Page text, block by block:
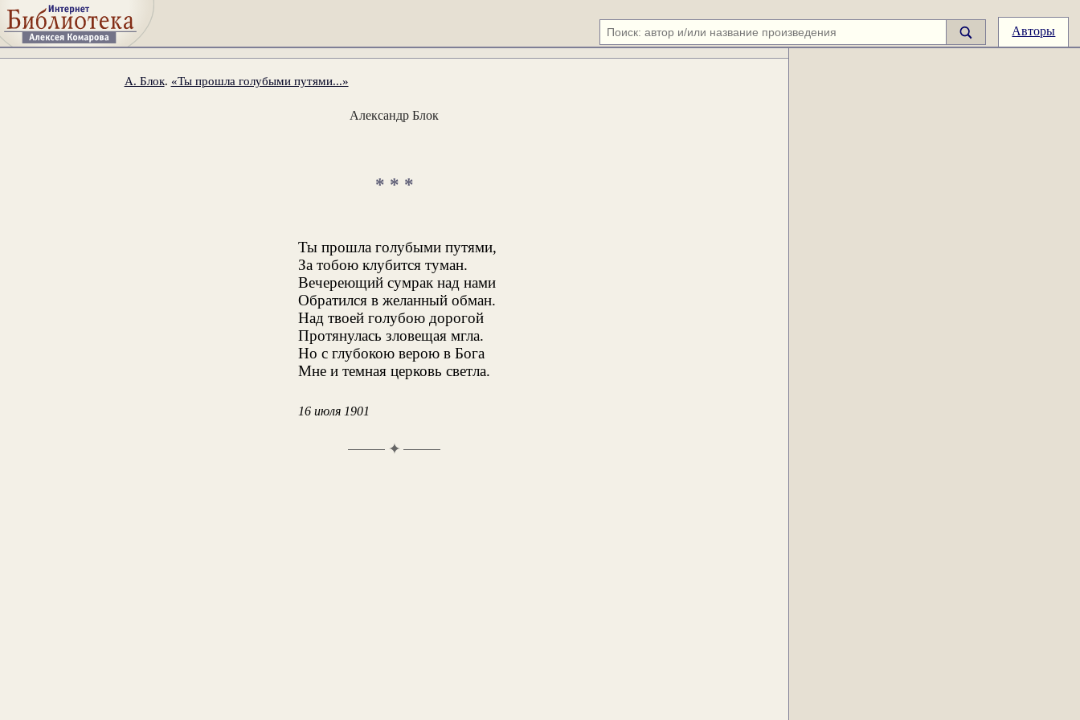
Авторы
А. Блок. «Ты прошла голубыми путями...»
Александр Блок
* * *
Ты прошла голубыми путями,
За тобою клубится туман.
Вечереющий сумрак над нами
Обратился в желанный обман.
Над твоей голубою дорогой
Протянулась зловещая мгла.
Но с глубокою верою в Бога
Мне и темная церковь светла.
16 июля 1901
✦